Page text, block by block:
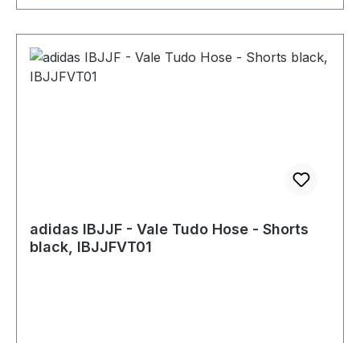
adidas IBJJF - Vale Tudo Hose - Shorts
black, IBJJFVT01